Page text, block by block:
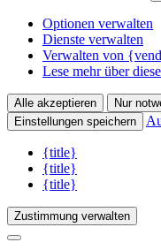
Optionen verwalten
Dienste verwalten
Verwalten von
Lese mehr über
Alle akzeptieren Nur
Einstellungen speichern
{title}
{title}
{title}
Zustimmung verwalten